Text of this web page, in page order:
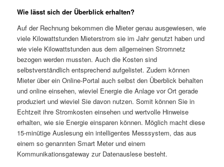
Wie lässt sich der Überblick erhalten?
Auf der Rechnung bekommen die Mieter genau ausgewiesen, wie
viele Kilowattstunden Mieterstrom sie im Jahr genutzt haben und
wie viele Kilowattstunden aus dem allgemeinen Stromnetz
bezogen werden mussten. Auch die Kosten sind
selbstverständlich entsprechend aufgelistet. Zudem können
Mieter über ein Online-Portal auch selbst den Überblick behalten
und online einsehen, wieviel Energie die Anlage vor Ort gerade
produziert und wieviel Sie davon nutzen. Somit können Sie in
Echtzeit ihre Stromkosten einsehen und wertvolle Hinweise
erhalten, wie sie Energie einsparen können. Möglich macht diese
15-minütige Auslesung ein intelligentes Messsystem, das aus
einem so genannten Smart Meter und einem
Kommunikationsgateway zur Datenauslese besteht.